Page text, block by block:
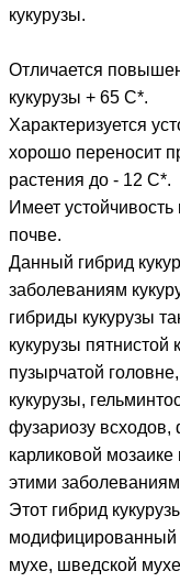
кукурузы.
Отличается
кукурузы + 65 С*.
Характеризуется
хорошо переносит
растения до - 12 С*.
Имеет
почве.
Данный гибрид
заболеваниям
гибриды кукурузы
кукурузы
пузырчатой
кукурузы,
фузариозу всходов,
карликовой мозаике
этими
Этот гибрид
модифицированный
мухе, шведской